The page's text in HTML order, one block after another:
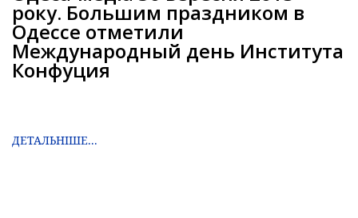
року. Большим праздником в
Одессе отметили
Международный день Института
Конфуция
ДЕТАЛЬНІШЕ...